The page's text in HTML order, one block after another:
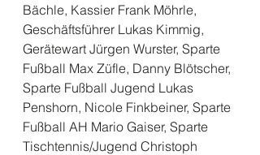
Bächle, Kassier Frank Möhrle,
Geschäftsführer Lukas Kimmig,
Gerätewart Jürgen Wurster, Sparte
Fußball Max Züfle, Danny Blötscher,
Sparte Fußball Jugend Lukas
Penshorn, Nicole Finkbeiner, Sparte
Fußball AH Mario Gaiser, Sparte
Tischtennis/Jugend Christoph